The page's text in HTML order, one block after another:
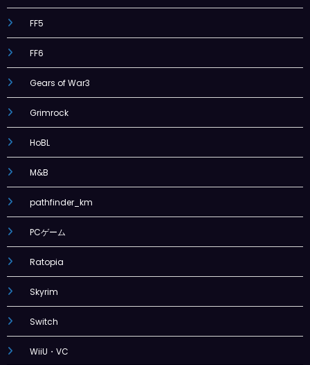
FF5
FF6
Gears of War3
Grimrock
HoBL
M&B
pathfinder_km
PCゲーム
Ratopia
Skyrim
Switch
WiiU・VC